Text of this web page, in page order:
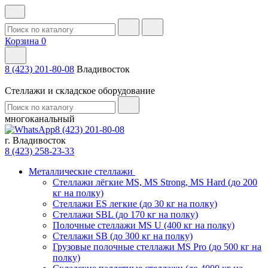
Корзина 0
8 (423) 201-80-08 Владивосток
Стеллажи и складское оборудование
многоканальный
8 (423) 201-80-08
г. Владивосток
8 (423) 258-23-33
Металлические стеллажи
Стеллажи лёгкие MS, MS Strong, MS Hard (до 200
кг на полку)
Стеллажи ES легкие (до 30 кг на полку)
Стеллажи SBL (до 170 кг на полку)
Полочные стеллажи MS U (400 кг на полку)
Стеллажи SB (до 300 кг на полку)
Грузовые полочные стеллажи MS Pro (до 500 кг на
полку)